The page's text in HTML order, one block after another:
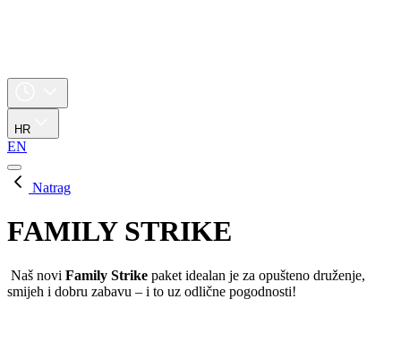
HR
EN
Natrag
FAMILY STRIKE
Naš novi Family Strike paket idealan je za opušteno druženje,
smijeh i dobru zabavu – i to uz odlične pogodnosti!